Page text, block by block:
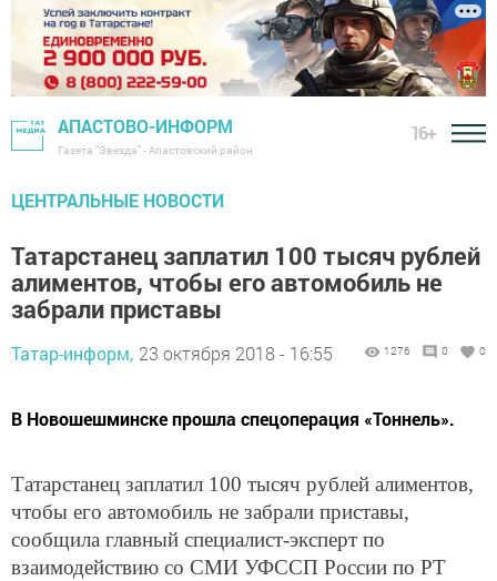
АПАСТОВО-ИНФОРМ
Газета "Звезда" - Апастовский район
16+
ЦЕНТРАЛЬНЫЕ НОВОСТИ
Татарстанец заплатил 100 тысяч рублей
алиментов, чтобы его автомобиль не
забрали приставы
Татар-информ, 23 октября 2018 - 16:55 1276 0 0
В Новошешминске прошла спецоперация «Тоннель».
Татарстанец заплатил 100 тысяч рублей алиментов,
чтобы его автомобиль не забрали приставы,
сообщила главный специалист-эксперт по
взаимодействию со СМИ УФССП России по РТ